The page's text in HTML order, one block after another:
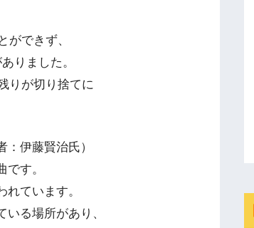
ができず、
りました。
りが切り捨てに
伊藤賢治氏）
す。
ています。
る場所があり、